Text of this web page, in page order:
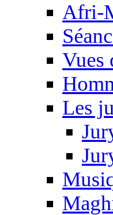
Afri-
Vues
Les